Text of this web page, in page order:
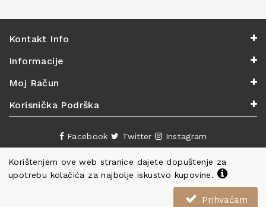
Korištenjem ove web stranice dajete dopuštenje za
upotrebu kolačića za najbolje iskustvo kupovine.
Prihvaćam
Kontakt Info
Informacije
Moj Račun
Korisnička Podrška
Facebook Twitter Instagram